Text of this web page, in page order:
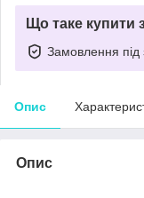
Що таке купити
Замовлення під
Опис
Опис